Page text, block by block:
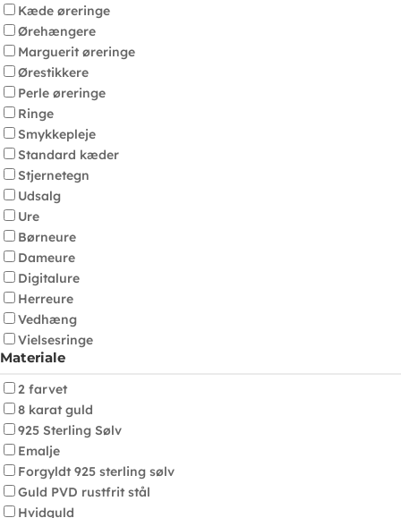
Kæde øreringe
Ørehængere
Marguerit øreringe
Ørestikkere
Perle øreringe
Ringe
Smykkepleje
Standard kæder
Stjernetegn
Udsalg
Ure
Børneure
Dameure
Digitalure
Herreure
Vedhæng
Vielsesringe
Materiale
2 farvet
8 karat guld
925 Sterling Sølv
Emalje
Forgyldt 925 sterling sølv
Guld PVD rustfrit stål
Hvidguld